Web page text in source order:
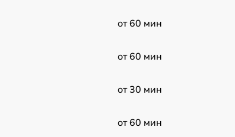
от 60 мин
от 60 мин
от 30 мин
от 60 мин